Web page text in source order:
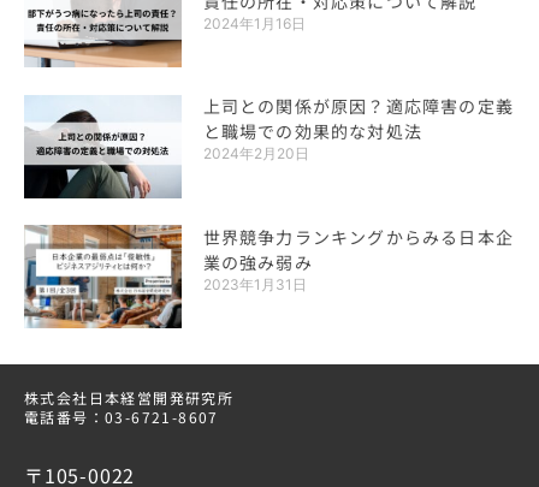
2024年1月16日
上司との関係が原因？適応障害の定義
と職場での効果的な対処法
2024年2月20日
世界競争力ランキングからみる日本企
業の強み弱み
2023年1月31日
株式会社日本経営開発研究所
電話番号：03-6721-8607
〒105-0022